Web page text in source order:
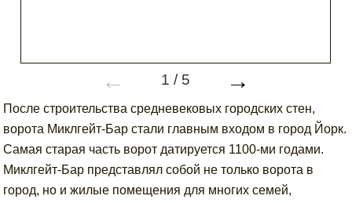
← 1 / 5 →
После строительства средневековых городских стен,
ворота Миклгейт-Бар стали главным входом в город Йорк.
Самая старая часть ворот датируется 1100-ми годами.
Миклгейт-Бар представлял собой не только ворота в
город, но и жилые помещения для многих семей,